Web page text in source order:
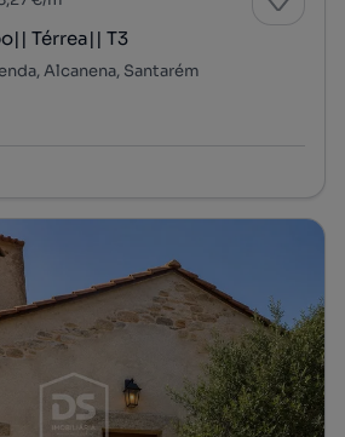
Térrea|| T3
Alcanena, Santarém